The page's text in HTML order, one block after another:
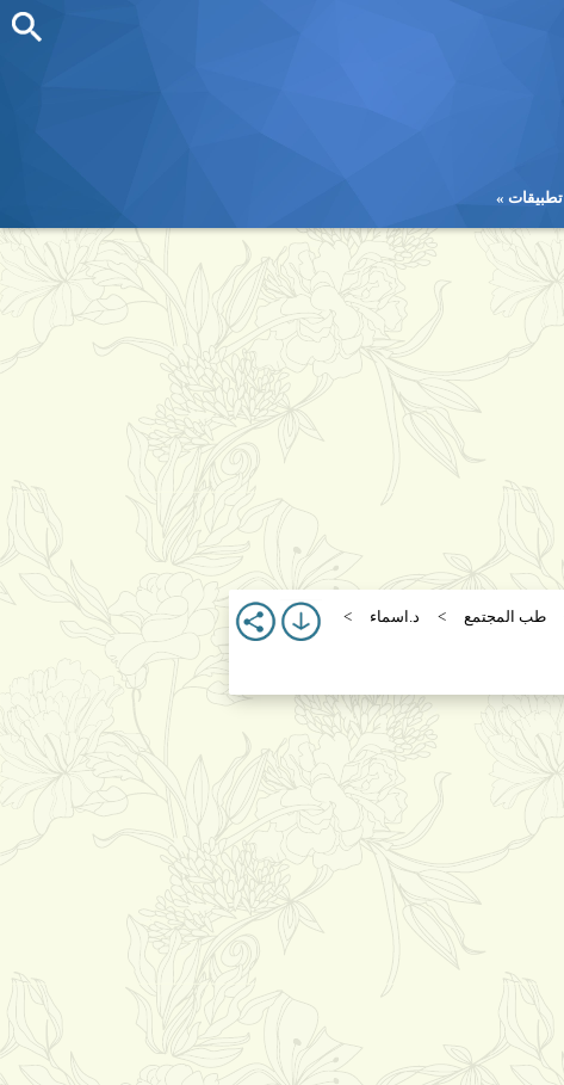
تطبيقات
طب المجتمع د.اسماء